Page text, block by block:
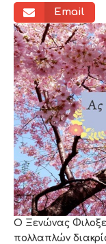
Email
Ο Ξενώνας
πολλαπλών